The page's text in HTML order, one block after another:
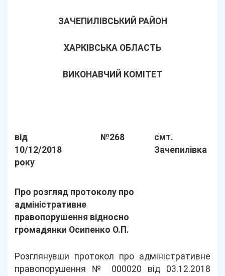
ЗАЧЕПИЛІВСЬКИЙ РАЙОН
ХАРКІВСЬКА ОБЛАСТЬ
ВИКОНАВЧИЙ КОМІТЕТ
від
10/12/2018
року
№268
смт.
Зачепилівка
Про розгляд протоколу про
адміністративне
правопорушення відносно
громадянки Осипенко О.П.
Розглянувши протокол про адміністративне
правопорушення № 000020 від 03.12.2018